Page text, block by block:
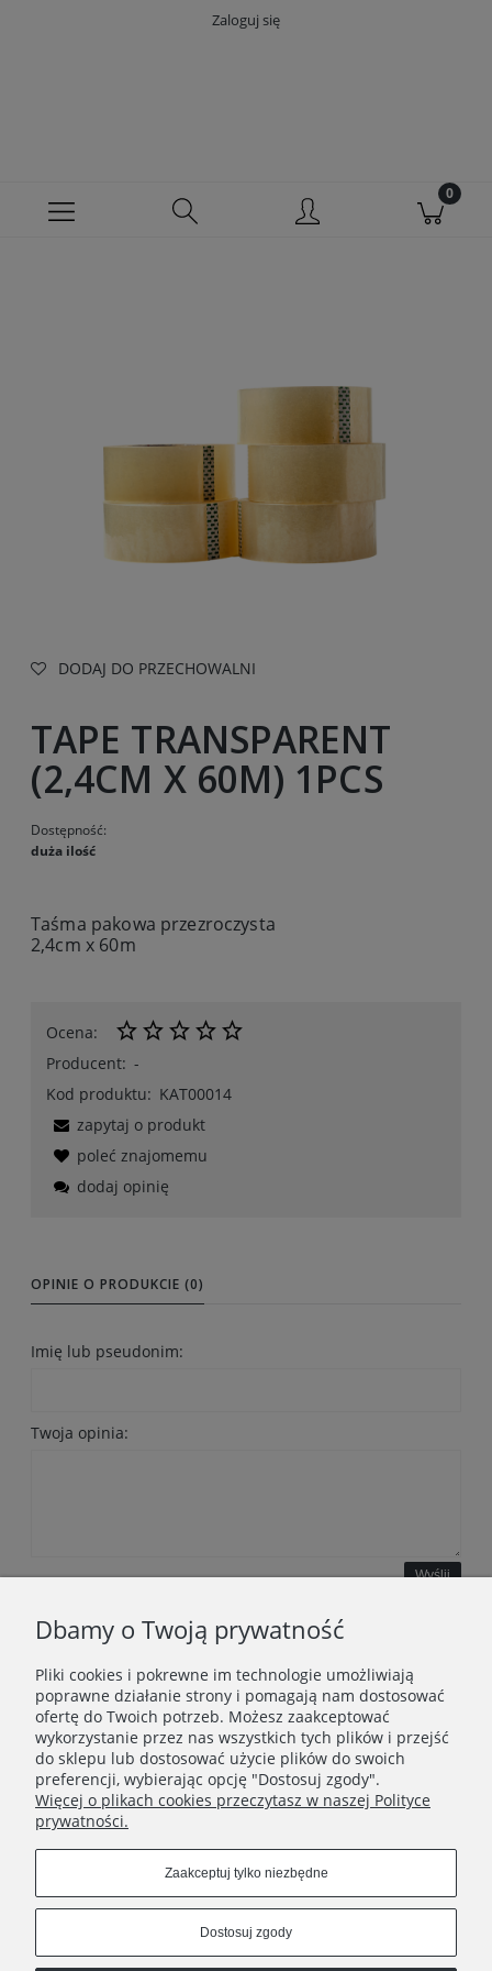
Zaloguj się
DODAJ DO PRZECHOWALNI
TAPE TRANSPARENT
(2,4CM X 60M) 1PCS
Dostępność:
duża ilość
Taśma pakowa przezroczysta
2,4cm x 60m
Ocena:
Producent: -
Kod produktu: KAT00014
zapytaj o produkt
poleć znajomemu
dodaj opinię
OPINIE O PRODUKCIE (0)
Imię lub pseudonim:
Twoja opinia:
Wyślij
WAŻNE INFORMACJE
POLECANE STRONY
Dbamy o Twoją prywatność
Pliki cookies i pokrewne im technologie umożliwiają
poprawne działanie strony i pomagają nam dostosować
ofertę do Twoich potrzeb. Możesz zaakceptować
wykorzystanie przez nas wszystkich tych plików i przejść
do sklepu lub dostosować użycie plików do swoich
preferencji, wybierając opcję "Dostosuj zgody".
Więcej o plikach cookies przeczytasz w naszej Polityce
prywatności.
Zaakceptuj tylko niezbędne
Dostosuj zgody